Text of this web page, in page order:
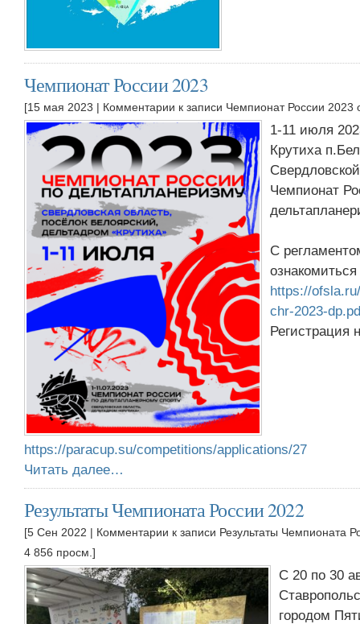
Чемпионат России 2023
[15 мая 2023 | Комментарии к записи Чемпионат России 2023
1-11 июля
Крутиха
Чемпионат
С
https://
chr-2023-
Регистрация
https://paracup.su/competitions/applications/27
Читать далее…
Результаты Чемпионата России 2022
[5 Сен 2022 | Комментарии к записи Результаты Чемпионата
4 856 просм.]
С 20 по 30
городом